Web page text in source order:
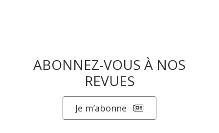
ABONNEZ-VOUS À NOS
REVUES
Je m’abonne